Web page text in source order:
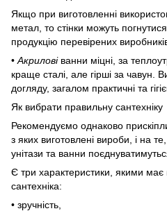
Якщо при виготовленні
метал, то стінки можуть
продукцію перевірених
• Акриловіванни міцні, за
краще сталі, але гірші за чавун.
догляду, загалом практичні та
Як вибрати правильну сантехніку
Рекомендуємо однаково
з яких виготовлені вироби, і на
унітази та ванни
Є три характеристики, якими має
сантехніка:
• зручність,